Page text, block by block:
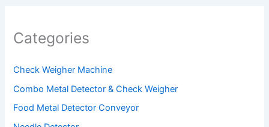
Categories
Check Weigher Machine
Combo Metal Detector & Check Weigher
Food Metal Detector Conveyor